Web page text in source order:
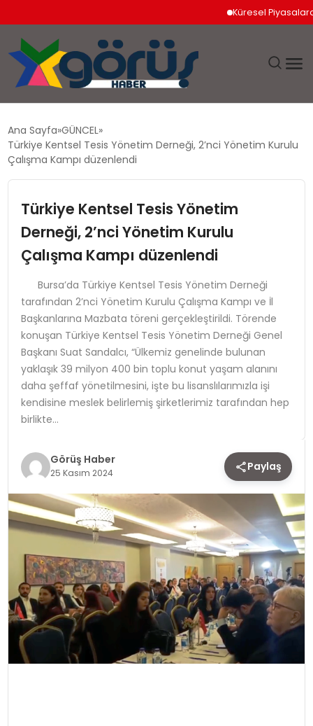
Küresel Piyasalarda
EKONOMI
MAGAZIN
SAĞLIK
SPOR
TEKNOLOJI
YAŞAM
Ana Sayfa GÜNCEL
Türkiye Kentsel Tesis Yönetim Derneği, 2’nci Yönetim Kurulu
Çalışma Kampı düzenlendi
Türkiye Kentsel Tesis Yönetim
Derneği, 2’nci Yönetim Kurulu
Çalışma Kampı düzenlendi
Bursa’da Türkiye Kentsel Tesis Yönetim Derneği
tarafından 2’nci Yönetim Kurulu Çalışma Kampı ve İl
Başkanlarına Mazbata töreni gerçekleştirildi. Törende
konuşan Türkiye Kentsel Tesis Yönetim Derneği Genel
Başkanı Suat Sandalcı, “Ülkemiz genelinde bulunan
yaklaşık 39 milyon 400 bin toplu konut yaşam alanını
daha şeffaf yönetilmesini, işte bu lisanslılarımızla işi
kendisine meslek belirlemiş şirketlerimiz tarafından hep
birlikte…
Görüş Haber
25 Kasım 2024 Paylaş